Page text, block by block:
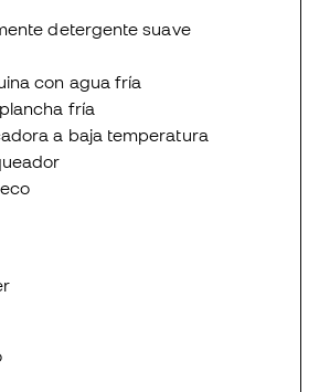
detergente suave
con agua fría
fría
a baja temperatura